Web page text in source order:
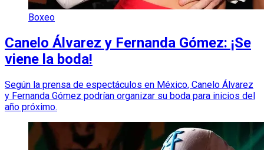
Boxeo
Canelo Álvarez y Fernanda Gómez: ¡Se
viene la boda!
Según la prensa de espectáculos en México, Canelo Álvarez
y Fernanda Gómez podrían organizar su boda para inicios del
año próximo.